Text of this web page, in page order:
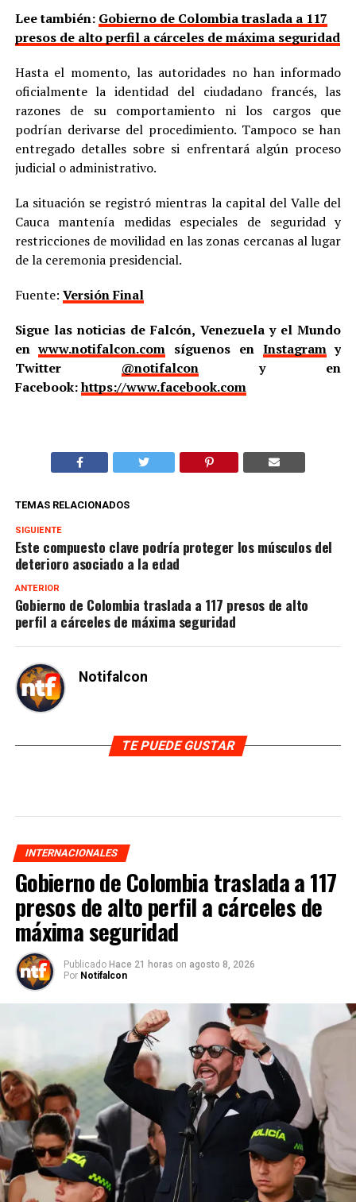
Lee también: Gobierno de Colombia traslada a 117
presos de alto perfil a cárceles de máxima seguridad
Hasta el momento, las autoridades no han informado
oficialmente la identidad del ciudadano francés, las
razones de su comportamiento ni los cargos que
podrían derivarse del procedimiento. Tampoco se han
entregado detalles sobre si enfrentará algún proceso
judicial o administrativo.
La situación se registró mientras la capital del Valle del
Cauca mantenía medidas especiales de seguridad y
restricciones de movilidad en las zonas cercanas al lugar
de la ceremonia presidencial.
Fuente: Versión Final
Sigue las noticias de Falcón, Venezuela y el Mundo
enwww.notifalcon.com síguenos en Instagramy
Twitter @notifalcony en
Facebook:https://www.facebook.com
TEMAS RELACIONADOS
SIGUIENTE
Este compuesto clave podría proteger los músculos del
deterioro asociado a la edad
ANTERIOR
Gobierno de Colombia traslada a 117 presos de alto
perfil a cárceles de máxima seguridad
Notifalcon
TE PUEDE GUSTAR
INTERNACIONALES
Gobierno de Colombia traslada a 117
presos de alto perfil a cárceles de
máxima seguridad
Publicado Hace 21 horas on agosto 8, 2026
Por Notifalcon